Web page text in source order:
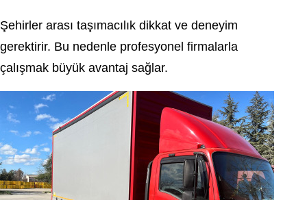
Şehirler arası taşımacılık dikkat ve deneyim
gerektirir. Bu nedenle profesyonel firmalarla
çalışmak büyük avantaj sağlar.